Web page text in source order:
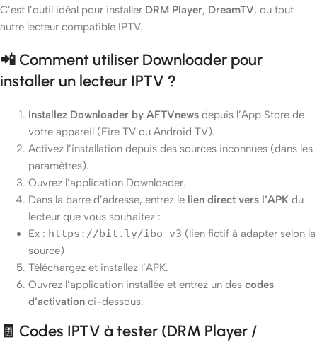
C’est l’outil idéal pour installer DRM Player, DreamTV, ou tout
autre lecteur compatible IPTV.
📲 Comment utiliser Downloader pour
installer un lecteur IPTV ?
Installez Downloader by AFTVnews depuis l’App Store de
votre appareil (Fire TV ou Android TV).
Activez l’installation depuis des sources inconnues (dans les
paramètres).
Ouvrez l’application Downloader.
Dans la barre d’adresse, entrez le lien direct vers l’APK du
lecteur que vous souhaitez :
Ex : https://bit.ly/ibo-v3 (lien fictif à adapter selon la
source)
Téléchargez et installez l’APK.
Ouvrez l’application installée et entrez un des codes
d’activation ci-dessous.
🧾 Codes IPTV à tester (DRM Player /